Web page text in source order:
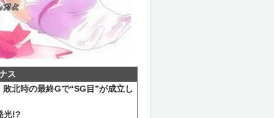
ス
北時の最終Gで“SG目”が成立し
光!?